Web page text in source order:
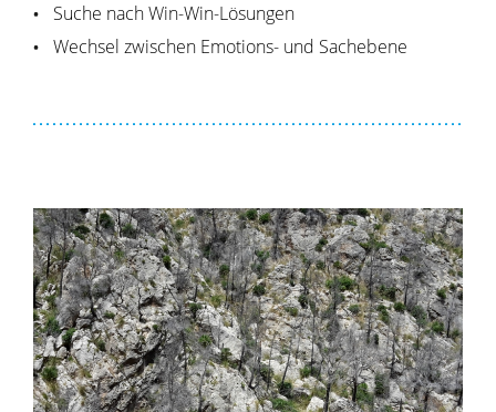
Suche nach Win-Win-Lösungen
Wechsel zwischen Emotions- und Sachebene